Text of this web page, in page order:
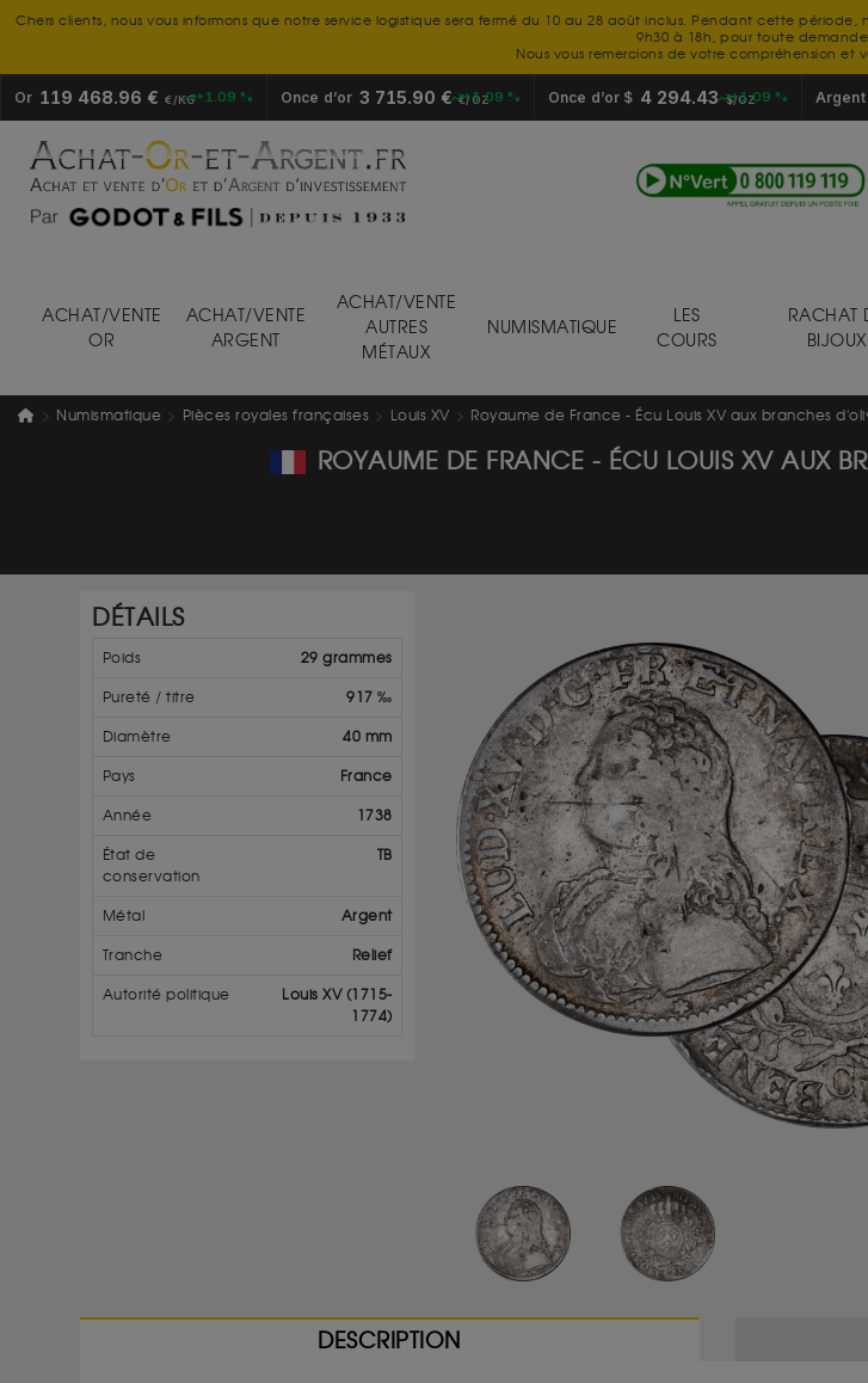
Chers clients, nous vous informons que notre service logistique sera fermé du 10 au 28 août inclus. Pendant cette
9h30 à 18h, pour toute
Nous vous remercions de votre compréhension et
Or 119 468.96 € €/KG+1.09 % Once d’or 3 715.90 €€/OZ
+1.09 % Once d’or $ 4 294.43$/OZ
+1.09 % Argent
ACHAT/VENTE
OR
ACHAT/VENTE
ARGENT
ACHAT/VENTE
AUTRES
MÉTAUX
NUMISMATIQUE
LES
COURS
RACHAT
BIJOUX
Numismatique Pièces royales françaises Louis XV Royaume de France - Écu Louis XV aux branches
ROYAUME DE FRANCE - ÉCU LOUIS XV AUX
DÉTAILS
Poids 29 grammes
Pureté / titre 917 ‰
Diamètre 40 mm
Pays France
Année 1738
État de
conservation
TB
Métal Argent
Tranche Relief
Autorité politique
Louis XV (1715-
1774)
DESCRIPTION